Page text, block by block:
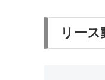
リース